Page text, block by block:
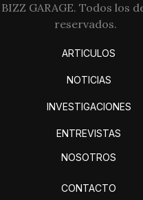
GARAGE. Todos los
reservados.
ARTICULOS
NOTICIAS
INVESTIGACIONES
ENTREVISTAS
NOSOTROS
CONTACTO